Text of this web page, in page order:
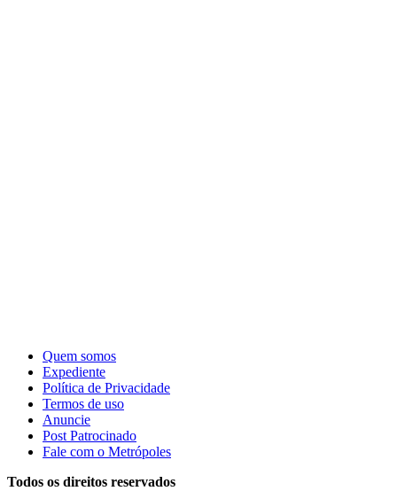
Quem somos
Expediente
Política de Privacidade
Termos de uso
Anuncie
Post Patrocinado
Fale com o Metrópoles
Todos os direitos reservados